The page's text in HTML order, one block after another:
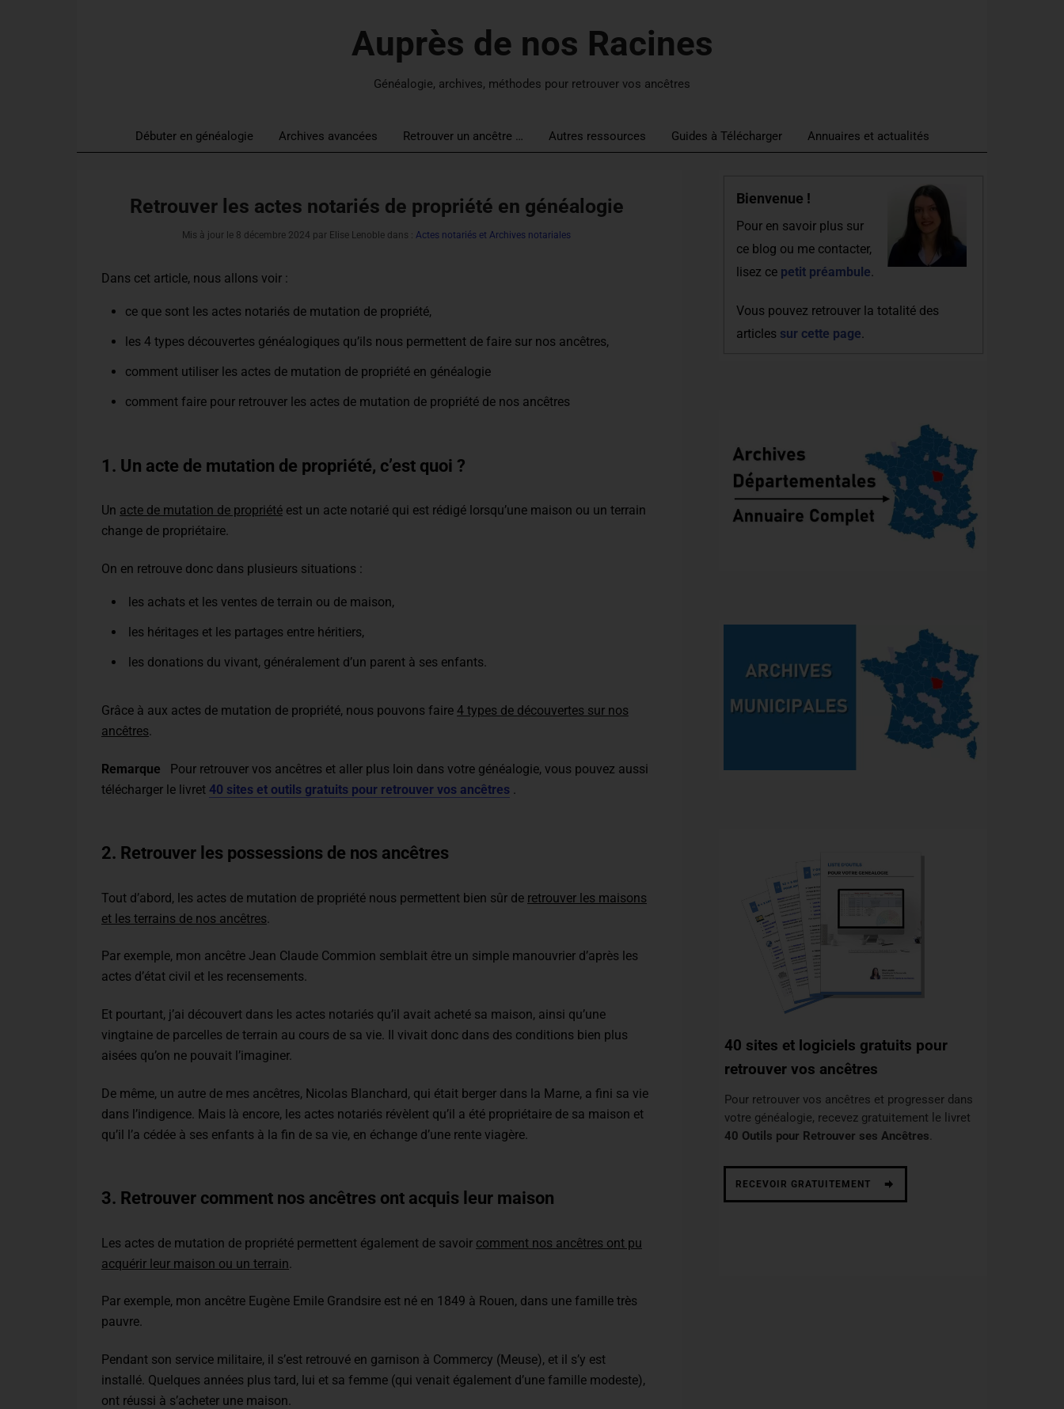
Auprès de nos Racines
Généalogie, archives, méthodes pour retrouver vos ancêtres
Débuter en généalogie Archives avancées Retrouver un ancêtre … Autres ressources Guides à Télécharger Annuaires et actualités
Retrouver les actes notariés de propriété en généalogie
Mis à jour le 8 décembre 2024 par Elise Lenoble dans : Actes notariés et Archives notariales
Dans cet article, nous allons voir :
ce que sont les actes notariés de mutation de propriété,
les 4 types découvertes généalogiques qu’ils nous permettent de faire sur nos ancêtres,
comment utiliser les actes de mutation de propriété en généalogie
comment faire pour retrouver les actes de mutation de propriété de nos ancêtres
1. Un acte de mutation de propriété, c’est quoi ?
Un acte de mutation de propriété est un acte notarié qui est rédigé lorsqu’une maison ou un terrain
change de propriétaire.
On en retrouve donc dans plusieurs situations :
les achats et les ventes de terrain ou de maison,
les héritages et les partages entre héritiers,
les donations du vivant, généralement d’un parent à ses enfants.
Grâce à aux actes de mutation de propriété, nous pouvons faire 4 types de découvertes sur nos
ancêtres.
Remarque Pour retrouver vos ancêtres et aller plus loin dans votre généalogie, vous pouvez aussi
télécharger le livret 40 sites et outils gratuits pour retrouver vos ancêtres .
2. Retrouver les possessions de nos ancêtres
Tout d’abord, les actes de mutation de propriété nous permettent bien sûr de retrouver les maisons
et les terrains de nos ancêtres.
Par exemple, mon ancêtre Jean Claude Commion semblait être un simple manouvrier d’après les
actes d’état civil et les recensements.
Et pourtant, j’ai découvert dans les actes notariés qu’il avait acheté sa maison, ainsi qu’une
vingtaine de parcelles de terrain au cours de sa vie. Il vivait donc dans des conditions bien plus
aisées qu’on ne pouvait l’imaginer.
De même, un autre de mes ancêtres, Nicolas Blanchard, qui était berger dans la Marne, a fini sa vie
dans l’indigence. Mais là encore, les actes notariés révèlent qu’il a été propriétaire de sa maison et
qu’il l’a cédée à ses enfants à la fin de sa vie, en échange d’une rente viagère.
3. Retrouver comment nos ancêtres ont acquis leur maison
Les actes de mutation de propriété permettent également de savoir comment nos ancêtres ont pu
acquérir leur maison ou un terrain.
Par exemple, mon ancêtre Eugène Emile Grandsire est né en 1849 à Rouen, dans une famille très
pauvre.
Pendant son service militaire, il s’est retrouvé en garnison à Commercy (Meuse), et il s’y est
installé. Quelques années plus tard, lui et sa femme (qui venait également d’une famille modeste),
ont réussi à s’acheter une maison.
Bienvenue !
Pour en savoir plus sur
ce blog ou me contacter,
lisez ce petit préambule.
Vous pouvez retrouver la totalité des
articles sur cette page.
40 sites et logiciels gratuits pour
retrouver vos ancêtres
Pour retrouver vos ancêtres et progresser dans
votre généalogie, recevez gratuitement le livret
40 Outils pour Retrouver ses Ancêtres.
RECEVOIR GRATUITEMENT